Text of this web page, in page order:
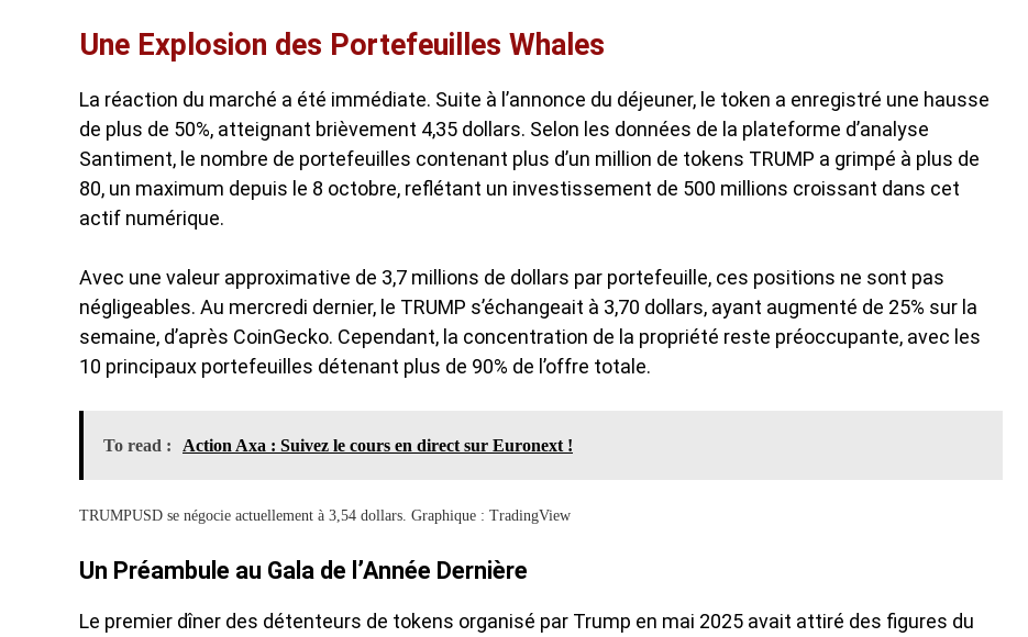
Une Explosion des Portefeuilles Whales
La réaction du marché a été immédiate. Suite à l’annonce du déjeuner, le token a enregistré une hausse
de plus de 50%, atteignant brièvement 4,35 dollars. Selon les données de la plateforme d’analyse
Santiment, le nombre de portefeuilles contenant plus d’un million de tokens TRUMP a grimpé à plus de
80, un maximum depuis le 8 octobre, reflétant un investissement de 500 millions croissant dans cet
actif numérique.
Avec une valeur approximative de 3,7 millions de dollars par portefeuille, ces positions ne sont pas
négligeables. Au mercredi dernier, le TRUMP s’échangeait à 3,70 dollars, ayant augmenté de 25% sur la
semaine, d’après CoinGecko. Cependant, la concentration de la propriété reste préoccupante, avec les
10 principaux portefeuilles détenant plus de 90% de l’offre totale.
To read : Action Axa : Suivez le cours en direct sur Euronext !
TRUMPUSD se négocie actuellement à 3,54 dollars. Graphique : TradingView
Un Préambule au Gala de l’Année Dernière
Le premier dîner des détenteurs de tokens organisé par Trump en mai 2025 avait attiré des figures du